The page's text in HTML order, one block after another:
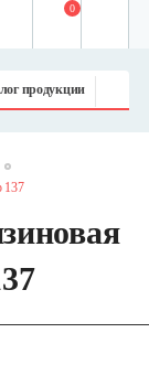
продукции
0
137